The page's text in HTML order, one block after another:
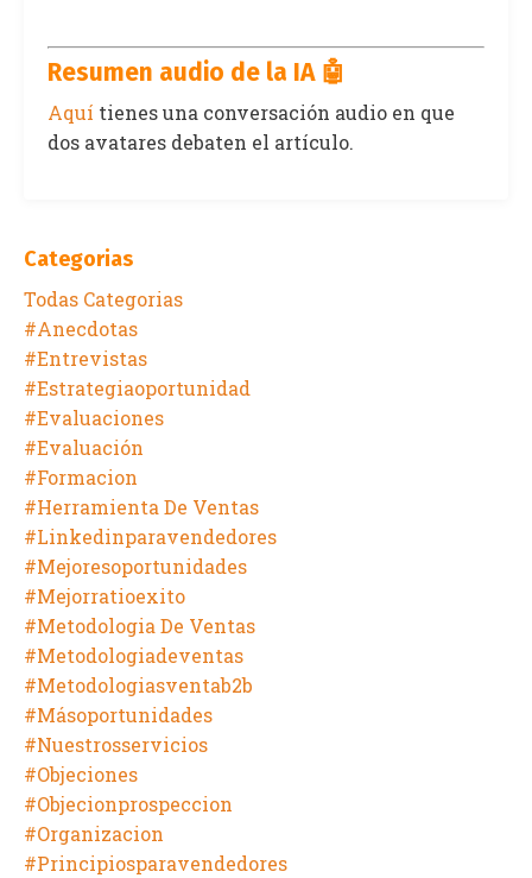
Resumen audio de la IA 🤖
Aquí tienes una conversación audio en que
dos avatares debaten el artículo.
Categorias
Todas Categorias
#anecdotas
#entrevistas
#estrategiaoportunidad
#evaluaciones
#evaluación
#formacion
#herramienta De Ventas
#linkedinparavendedores
#mejoresoportunidades
#mejorratioexito
#metodologia De Ventas
#metodologiadeventas
#metodologiasventab2b
#másoportunidades
#nuestrosservicios
#objeciones
#objecionprospeccion
#organizacion
#principiosparavendedores